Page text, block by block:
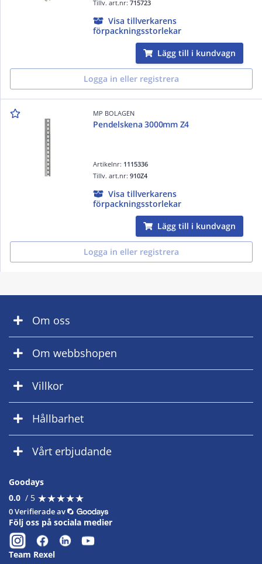
Tillv. art.nr:715723
Visa tillverkarens
förpackningsstorlekar
Lägg till i kundvagn
Logga in eller registrera
MP BOLAGEN
Pendelskena 3000mm Z4
Artikelnr: 1115336
Tillv. art.nr:910Z4
Visa tillverkarens
förpackningsstorlekar
Lägg till i kundvagn
Logga in eller registrera
Om oss
Om webbshopen
Villkor
Hållbarhet
Vårt erbjudande
Goodays
0.0 / 5 ★★★★★
★★★★★
0 Verifierade av
Följ oss på sociala medier
Team Rexel